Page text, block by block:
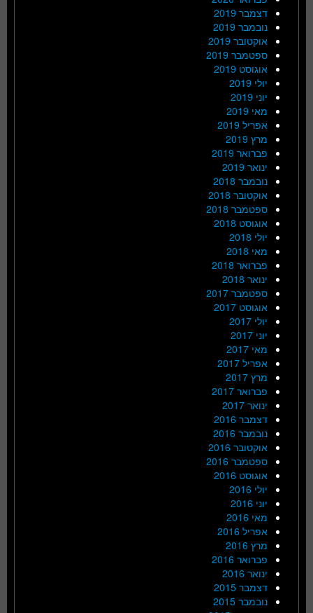
דצמבר 2019
נובמבר 2019
אוקטובר 2019
ספטמבר 2019
אוגוסט 2019
יולי 2019
יוני 2019
מאי 2019
אפריל 2019
מרץ 2019
פברואר 2019
ינואר 2019
נובמבר 2018
אוקטובר 2018
ספטמבר 2018
אוגוסט 2018
יולי 2018
מאי 2018
פברואר 2018
ינואר 2018
ספטמבר 2017
אוגוסט 2017
יולי 2017
יוני 2017
מאי 2017
אפריל 2017
מרץ 2017
פברואר 2017
ינואר 2017
דצמבר 2016
נובמבר 2016
אוקטובר 2016
ספטמבר 2016
אוגוסט 2016
יולי 2016
יוני 2016
מאי 2016
אפריל 2016
מרץ 2016
פברואר 2016
ינואר 2016
דצמבר 2015
נובמבר 2015